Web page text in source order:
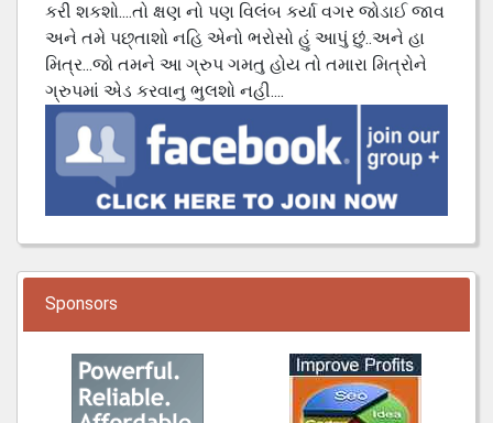
કરી શકશો....તો ક્ષણ નો પણ વિલંબ કર્યા વગર જોડાઈ જાવ
અને તમે પછ્તાશો નહિ એનો ભરોસો હું આપું છું..અને હા
મિત્ર...જો તમને આ ગ્રુપ ગમતુ હોય તો તમારા મિત્રોને
ગ્રુપમાં એડ કરવાનુ ભુલશો નહી....
Sponsors